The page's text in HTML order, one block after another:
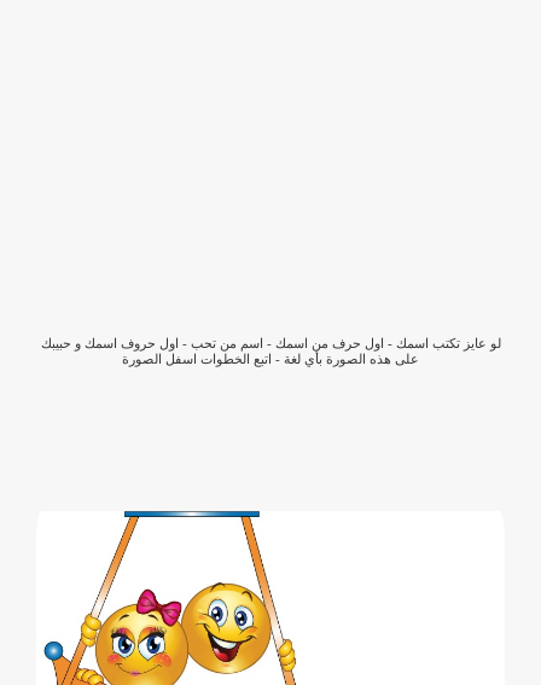
لو عايز تكتب اسمك - اول حرف من اسمك - اسم من تحب - اول حروف اسمك و حبيبك
على هذه الصورة بأي لغة - اتبع الخطوات اسفل الصورة